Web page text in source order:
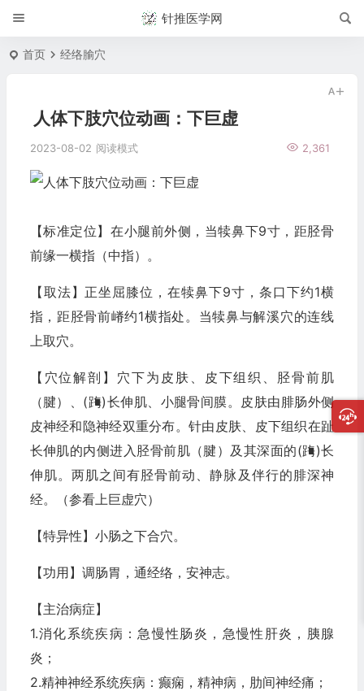
针推医学网
首页 经络腧穴
人体下肢穴位动画：下巨虚
2023-08-02 2,361
阅读模式
【标准定位】在小腿前外侧，当犊鼻下9寸，距胫骨
前缘一横指（中指）。
【取法】正坐屈膝位，在犊鼻下9寸，条口下约1横
指，距胫骨前嵴约1横指处。当犊鼻与解溪穴的连线
上取穴。
【穴位解剖】穴下为皮肤、皮下组织、胫骨前肌
（腱）、(踇)长伸肌、小腿骨间膜。皮肤由腓肠外侧
皮神经和隐神经双重分布。针由皮肤、皮下组织在趾
长伸肌的内侧进入胫骨前肌（腱）及其深面的(踇)长
伸肌。两肌之间有胫骨前动、静脉及伴行的腓深神
经。（参看上巨虚穴）
【特异性】小肠之下合穴。
【功用】调肠胃，通经络，安神志。
【主治病症】
1.消化系统疾病：急慢性肠炎，急慢性肝炎，胰腺
炎；
2.精神神经系统疾病：癫痫，精神病，肋间神经痛；